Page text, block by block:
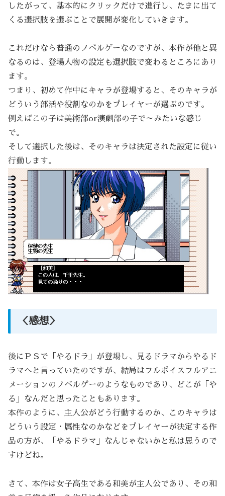
したがって、基本的にクリックだけで進行し、たまに出て
くる選択肢を選ぶことで展開が変化していきます。
これだけなら普通のノベルゲーなのですが、本作が他と異
なるのは、登場人物の設定も選択肢で変わるところにあり
ます。
つまり、初めて作中にキャラが登場すると、そのキャラが
どういう部活や役割なのかをプレイヤーが選ぶのです。
例えばこの子は美術部or演劇部の子で～みたいな感じ
で。
そして選択した後は、そのキャラは決定された設定に従い
行動します。
＜感想＞
後にＰＳで「やるドラ」が登場し、見るドラマからやるド
ラマへと言っていたのですが、結局はフルボイスフルアニ
メーションのノベルゲーのようなものであり、どこが「や
る」なんだと思ったこともあります。
本作のように、主人公がどう行動するのか、このキャラは
どういう設定・属性なのかなどをプレイヤーが決定する作
品の方が、「やるドラマ」なんじゃないかと私は思うので
すけどね。
さて、本作は女子高生である和美が主人公であり、その和